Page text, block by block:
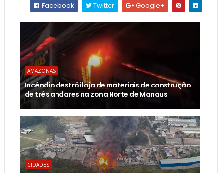
Facebook
Twitter Google+
AMAZONAS
Incêndio destrói loja de materiais de construção
de três andares na zona Norte de Manaus
CIDADES